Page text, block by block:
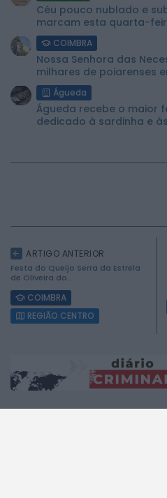
2026 Mundial FM. Todos
Céu pouco nublado e
marcam esta quarta-
COIMBRA
Nossa Senhora das
milhares de poiarenses
Águeda
Águeda recebe o maior
dedicado à sardinha e
ARTIGO ANTERIOR
Festa do Queijo Serra da Estrela
de Oliveira do...
COIMBRA
REGIÃO CENTRO